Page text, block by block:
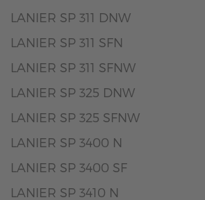
LANIER SP 311 DNW
LANIER SP 311 SFN
LANIER SP 311 SFNW
LANIER SP 325 DNW
LANIER SP 325 SFNW
LANIER SP 3400 N
LANIER SP 3400 SF
LANIER SP 3410 N